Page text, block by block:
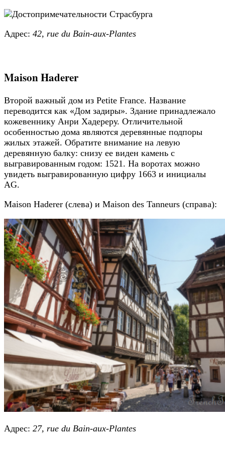
Адрес: 42, rue du Bain-aux-Plantes
Maison Haderer
Второй важный дом из Petite France. Название
переводится как «Дом задиры». Здание принадлежало
кожевеннику Анри Хадереру. Отличительной
особенностью дома являются деревянные подпоры
жилых этажей. Обратите внимание на левую
деревянную балку: снизу ее виден камень с
выгравированным годом: 1521. На воротах можно
увидеть выгравированную цифру 1663 и инициалы
AG.
Maison Haderer (слева) и Maison des Tanneurs (справа):
Адрес: 27, rue du Bain-aux-Plantes